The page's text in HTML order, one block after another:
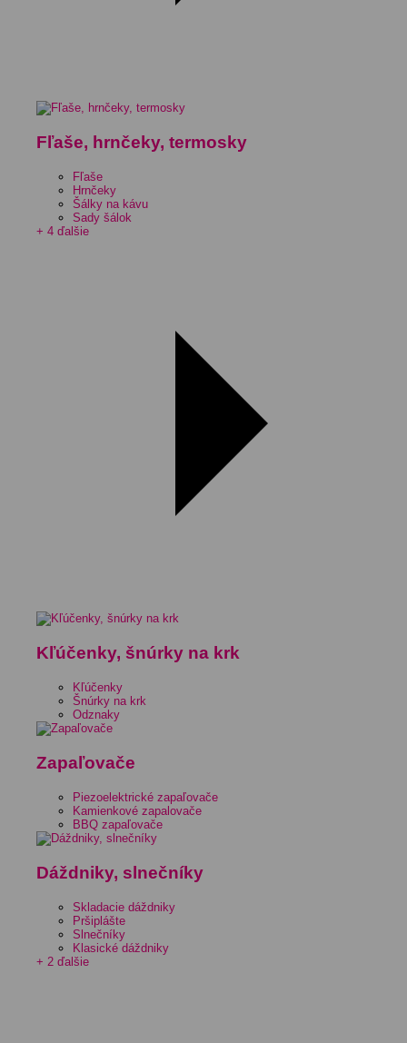
Fľaše, hrnčeky, termosky
Fľaše
Hrnčeky
Šálky na kávu
Sady šálok
+ 4 ďalšie
Kľúčenky, šnúrky na krk
Kľúčenky
Šnúrky na krk
Odznaky
Zapaľovače
Piezoelektrické zapaľovače
Kamienkové zapalovače
BBQ zapaľovače
Dáždniky, slnečníky
Skladacie dáždniky
Pršiplášte
Slnečníky
Klasické dáždniky
+ 2 ďalšie